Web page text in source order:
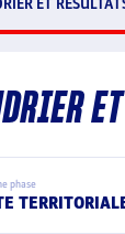
ET
phase